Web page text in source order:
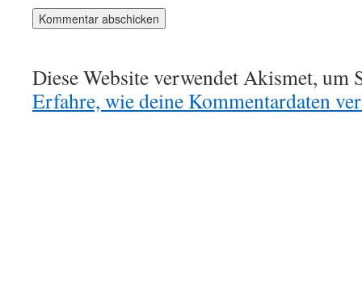
Diese Website verwendet Akismet, um
Erfahre, wie deine Kommentardaten